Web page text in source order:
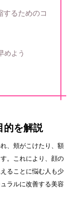
するためのコ
めよう
的を解説
、頬がこけたり、額
。これにより、顔の
ることに悩む人も少
ラルに改善する美容